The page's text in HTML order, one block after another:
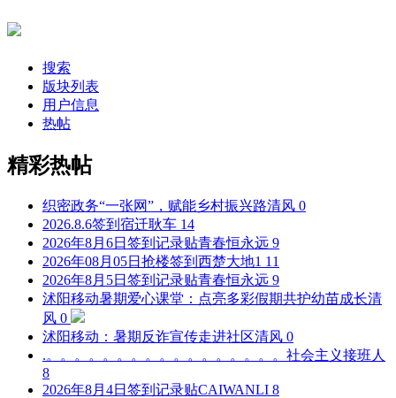
搜索
版块列表
用户信息
热帖
精彩热帖
织密政务“一张网”，赋能乡村振兴路清风 0
2026.8.6签到 宿迁耿车 14
2026年8月6日签到记录贴青春恒永远 9
2026年08月05日抢楼签到 西楚大地1 11
2026年8月5日签到记录贴青春恒永远 9
沭阳移动暑期爱心课堂：点亮多彩假期共护幼苗成长清
风 0
沭阳移动：暑期反诈宣传走进社区清风 0
.。。。。。。。。。。。。。。。。。 社会主义接班人
8
2026年8月4日签到记录贴CAIWANLI 8